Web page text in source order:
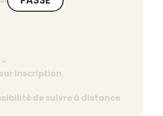
inscription
de suivre à distance